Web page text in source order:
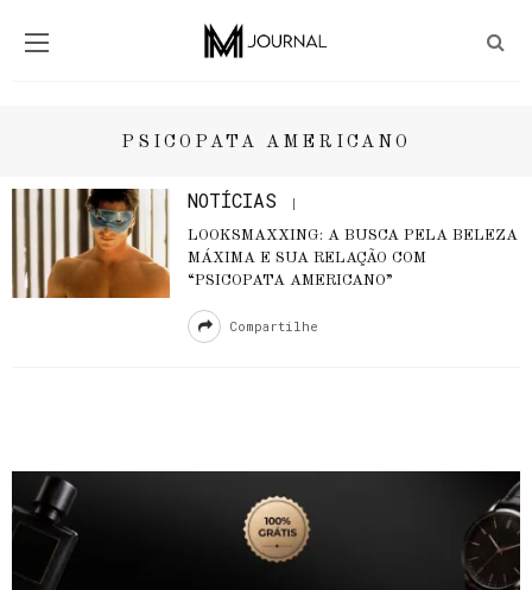
PSICOPATA AMERICANO
NOTÍCIAS
LOOKSMAXXING: A BUSCA PELA BELEZA
MÁXIMA E SUA RELAÇÃO COM
“PSICOPATA AMERICANO”
Compartilhe